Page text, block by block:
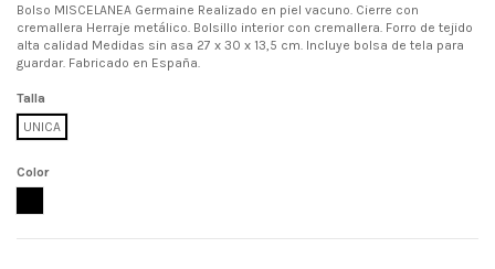
Bolso MISCELANEA Germaine Realizado en piel vacuno. Cierre con
cremallera Herraje metálico. Bolsillo interior con cremallera. Forro de tejido
alta calidad Medidas sin asa 27 x 30 x 13,5 cm. Incluye bolsa de tela para
guardar. Fabricado en España.
Talla
UNICA
Color